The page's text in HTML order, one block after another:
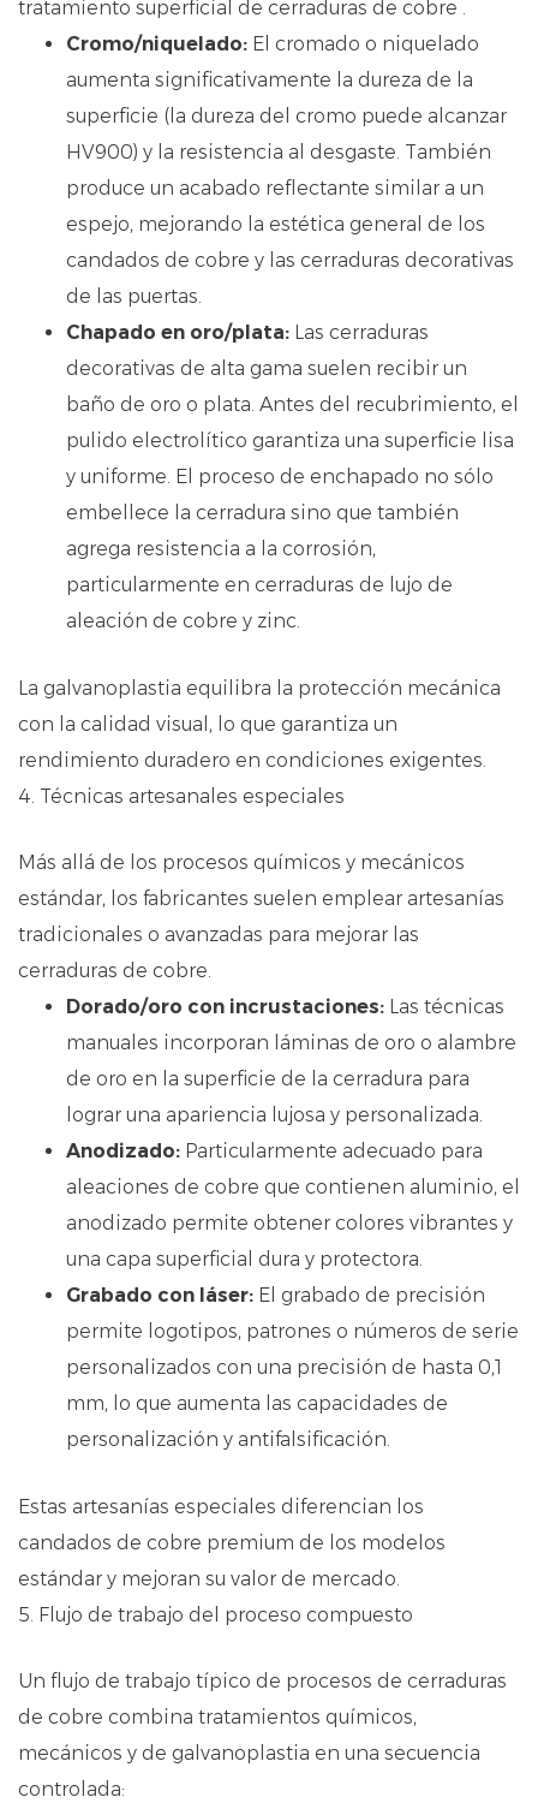
tratamiento superficial de cerraduras de cobre .
Cromo/niquelado: El cromado o niquelado
aumenta significativamente la dureza de la
superficie (la dureza del cromo puede alcanzar
HV900) y la resistencia al desgaste. También
produce un acabado reflectante similar a un
espejo, mejorando la estética general de los
candados de cobre y las cerraduras decorativas
de las puertas.
Chapado en oro/plata: Las cerraduras
decorativas de alta gama suelen recibir un
baño de oro o plata. Antes del recubrimiento, el
pulido electrolítico garantiza una superficie lisa
y uniforme. El proceso de enchapado no sólo
embellece la cerradura sino que también
agrega resistencia a la corrosión,
particularmente en cerraduras de lujo de
aleación de cobre y zinc.
La galvanoplastia equilibra la protección mecánica
con la calidad visual, lo que garantiza un
rendimiento duradero en condiciones exigentes.
4. Técnicas artesanales especiales
Más allá de los procesos químicos y mecánicos
estándar, los fabricantes suelen emplear artesanías
tradicionales o avanzadas para mejorar las
cerraduras de cobre.
Dorado/oro con incrustaciones: Las técnicas
manuales incorporan láminas de oro o alambre
de oro en la superficie de la cerradura para
lograr una apariencia lujosa y personalizada.
Anodizado: Particularmente adecuado para
aleaciones de cobre que contienen aluminio, el
anodizado permite obtener colores vibrantes y
una capa superficial dura y protectora.
Grabado con láser: El grabado de precisión
permite logotipos, patrones o números de serie
personalizados con una precisión de hasta 0,1
mm, lo que aumenta las capacidades de
personalización y antifalsificación.
Estas artesanías especiales diferencian los
candados de cobre premium de los modelos
estándar y mejoran su valor de mercado.
5. Flujo de trabajo del proceso compuesto
Un flujo de trabajo típico de procesos de cerraduras
de cobre combina tratamientos químicos,
mecánicos y de galvanoplastia en una secuencia
controlada: